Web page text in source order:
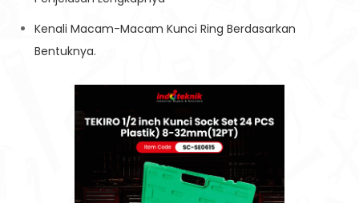
Kenali Macam-Macam Kunci Ring Berdasarkan
Bentuknya.